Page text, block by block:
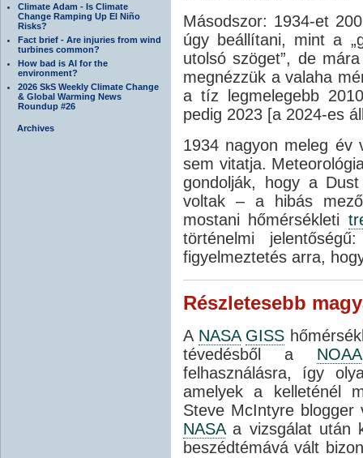
Climate Adam - Is Climate
Change Ramping Up El Niño
Risks?
Fact brief - Are injuries from wind
turbines common?
How bad is AI for the
environment?
2026 SkS Weekly Climate Change
& Global Warming News
Roundup #26
Archives
Másodszor: 1934-et
úgy beállítani, mint a
utolsó szöget”, de
megnézzük a valaha
a tíz legmelegebb
pedig 2023 [a 2024-es
1934 nagyon meleg év
sem vitatja.
gondolják, hogy a
voltak – a hibás
mostani hőmérsékleti
történelmi
figyelmeztetés arra,
Részletesebb
A NASA GISS
tévedésből a NOAA
felhasználásra, így
amelyek a kelleténél
Steve McIntyre
NASAa vizsgálat után
beszédtémává vált